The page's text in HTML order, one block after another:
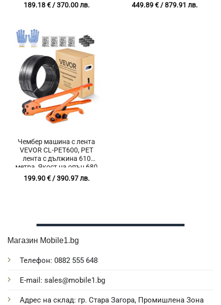
PP и полиестерни ленти
189.18€/ 370.00 лв.
лентата 19 mm, Опън
8500N, Работно налягане
449.89€/ 879.91 лв.
Чембер машина с лента
VEVOR CL-PET600, PET
лента с дължина 610
метра, Якост на опън 680
кг, Комплект за
Чембероване с Обтегач,
199.90€/ 390.97 лв.
Магазин Mobile1.bg
Телефон: 0882 555 648
E-mail: sales@mobile1.bg
Адрес на склад: гр. Стара Загора, Промишлена Зона